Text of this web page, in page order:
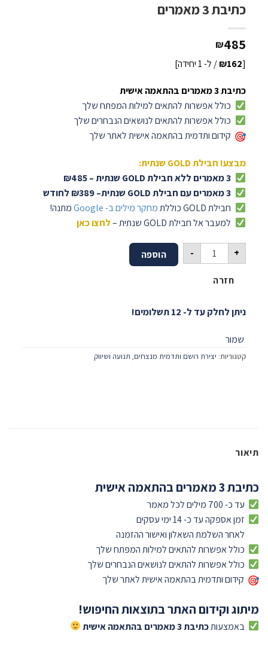
כתיבת 3 מאמרים
₪485
[
₪162 / ל- 1 יחידה]
כתיבת 3 מאמרים בהתאמה אישית
כולל אפשרות להתאים למילות המפתח שלך
כולל אפשרות להתאים לנושאים הנבחרים שלך
קידום ותדמית בהתאמה אישית לאתר שלך
מבצע! חבילת GOLD שנתית:
3 מאמרים ללא חבילת GOLD שנתית – ₪485
3 מאמרים עם חבילת GOLD שנתית– ₪389 לחודש
חבילת GOLD כוללת
מחקר מילים ב- Google
מתנה!
למעבר אל חבילת GOLD שנתית –
לחצו כאן
-
כמות של כתיבת 3 מאמרים
+ הוספה
חזרה
ניתן לחלק עד ל- 12 תשלומים!
שמור
קטגוריות: יצירת רושם ותדמית מנצחים, תנועה ושיווק
תיאור
כתיבת 3 מאמרים בהתאמה אישית
עד כ- 700 מילים לכל מאמר
זמן אספקה עד כ- 14 ימי עסקים
לאחר השלמת השאלון ואישור ההזמנה
כולל אפשרות להתאים למילות המפתח שלך
כולל אפשרות להתאים לנושאים הנבחרים שלך
קידום ותדמית בהתאמה אישית לאתר שלך
מיתוג וקידום האתר בתוצאות החיפוש!
באמצעותכתיבת 3 מאמרים בהתאמה אישית